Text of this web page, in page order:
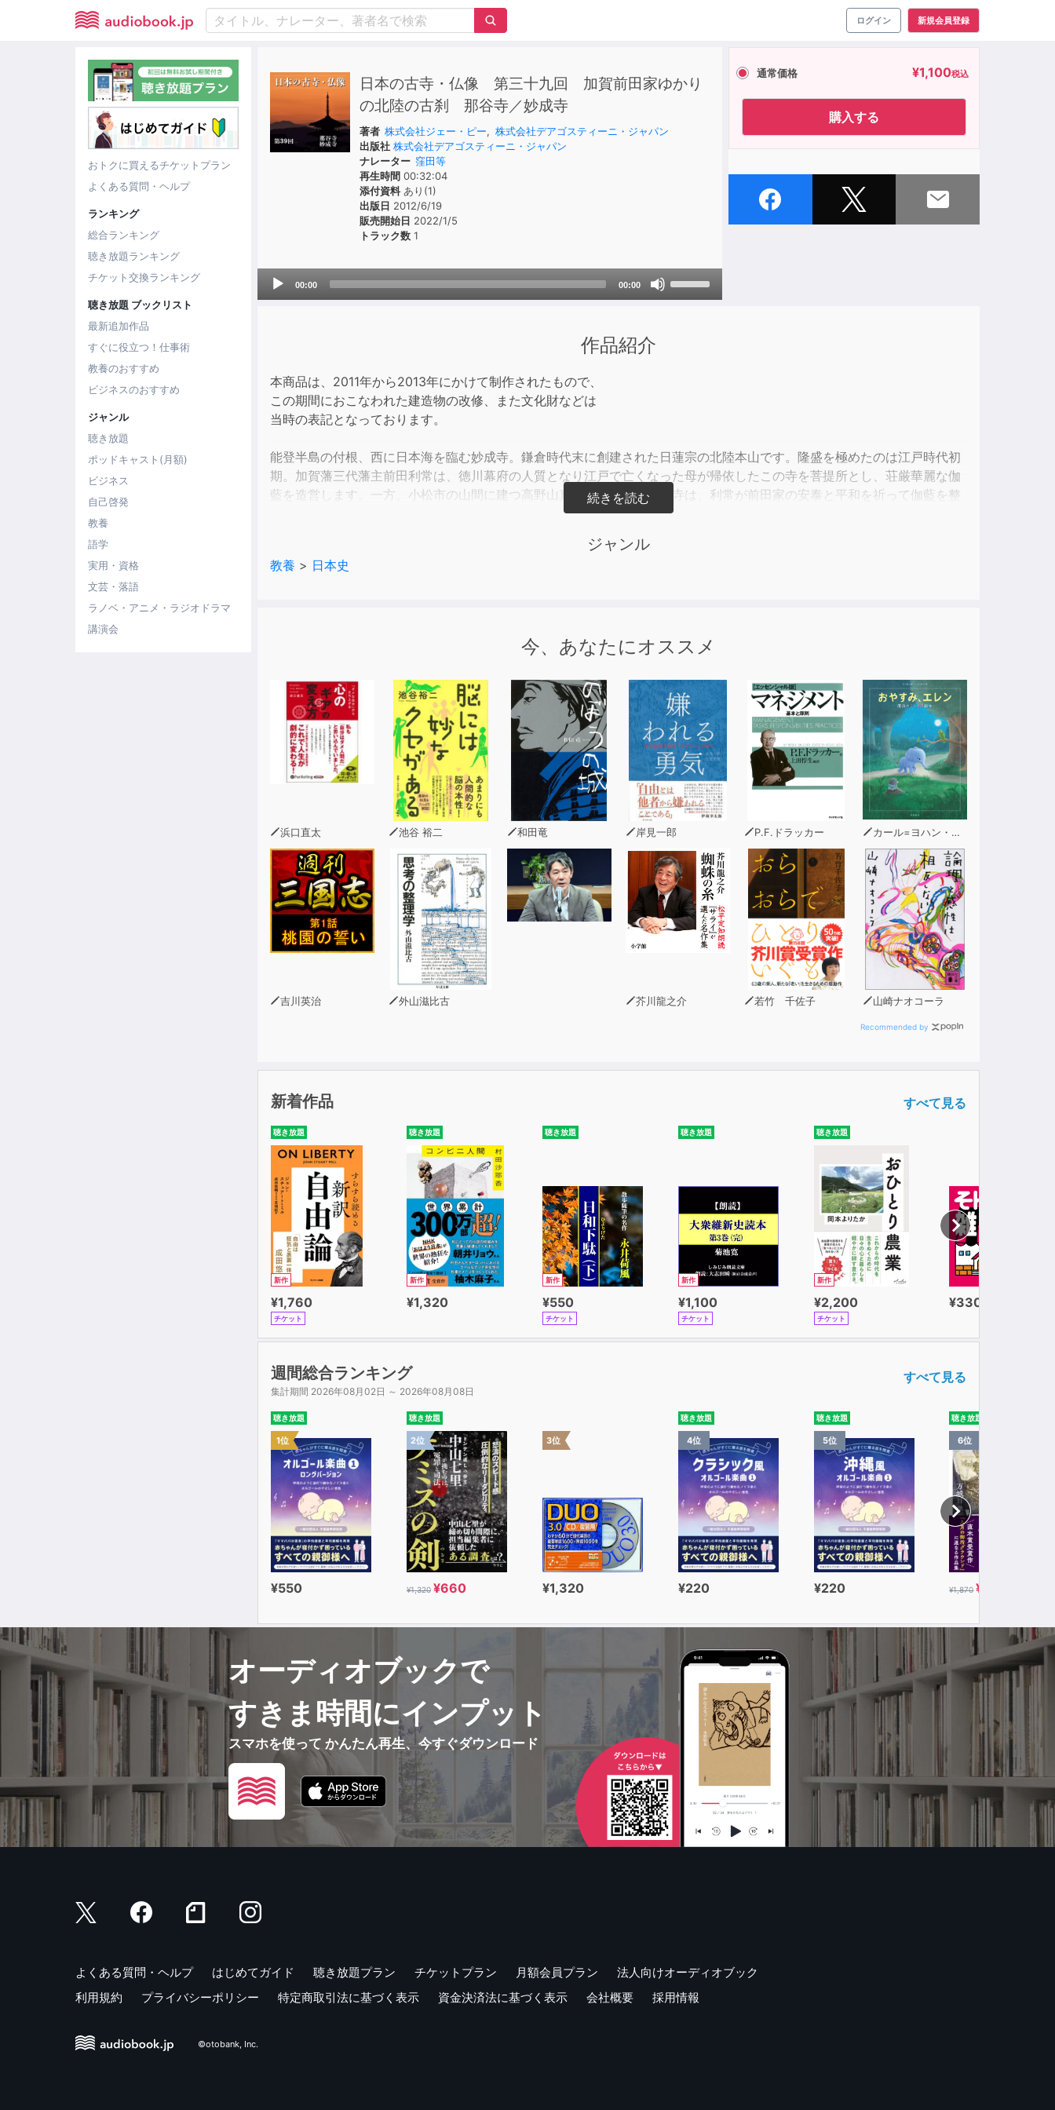
ログイン 新規会員登録
おトクに買えるチケットプラン
よくある質問・ヘルプ
ランキング
総合ランキング
聴き放題ランキング
チケット交換ランキング
聴き放題 ブックリスト
最新追加作品
すぐに役立つ！仕事術
教養のおすすめ
ビジネスのおすすめ
ジャンル
聴き放題
ポッドキャスト(月額)
ビジネス
自己啓発
教養
語学
実用・資格
文芸・落語
ラノベ・アニメ・ラジオドラマ
講演会
日本の古寺・仏像 第三十九回 加賀前田家ゆかり
の北陸の古刹 那谷寺／妙成寺
著者 株式会社ジェー・ピー, 株式会社デアゴスティーニ・ジャパン
出版社 株式会社デアゴスティーニ・ジャパン
ナレーター 窪田等
再生時間00:32:04
添付資料あり(1)
出版日 2012/6/19
販売開始日 2022/1/5
トラック数1
Audio
00:00 00:00
通常価格 ¥1,100税込
購入する
作品紹介
本商品は、2011年から2013年にかけて制作されたもので、
この期間におこなわれた建造物の改修、また文化財などは
当時の表記となっております。
能登半島の付根、西に日本海を臨む妙成寺。鎌倉時代末に創建された日蓮宗の北陸本山です。隆盛を極めたのは江戸時代初
期。加賀藩三代藩主前田利常は、徳川幕府の人質となり江戸で亡くなった母が帰依したこの寺を菩提所とし、荘厳華麗な伽
藍を造営します。一方、小松市の山間に建つ高野山真言宗別格本山那谷寺は、利常が前田家の安泰と平和を祈って伽藍を整
備した祈願所です。妙成寺と那谷寺、前田利常が篤き想いを込めた聖地を巡ります。
ジャンル
教養 > 日本史
今、あなたにオススメ
浜口直太 池谷 裕二 和田竜 岸見一郎 P.F.ドラッカー カール=ヨハン・エリーン（著）
吉川英治 外山滋比古 芥川龍之介 若竹 千佐子 山崎ナオコーラ
Recommended by
新着作品 すべて見る
聴き放題
新作
¥1,760
チケット
聴き放題
新作
¥1,320
聴き放題
新作
¥550
チケット
聴き放題
新作
¥1,100
チケット
聴き放題
新作
¥2,200
チケット
¥330
週間総合ランキング
集計期間 2026年08月02日 ～ 2026年08月08日
すべて見る
聴き放題
1位
¥550
聴き放題
2位
¥1,320 ¥660
3位
¥1,320
聴き放題
4位
¥220
聴き放題
5位
¥220
聴き放題
6位
¥1,870 ¥935
オーディオブックで
すきま時間にインプット
スマホを使って かんたん再生、今すぐダウンロード
よくある質問・ヘルプ はじめてガイド 聴き放題プラン チケットプラン 月額会員プラン
法人向けオーディオブック
利用規約
プライバシーポリシー 特定商取引法に基づく表示 資金決済法に基づく表示 会社概要 採用情報
©otobank, Inc.